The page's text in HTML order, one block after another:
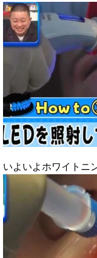
いよいよホワイトニ